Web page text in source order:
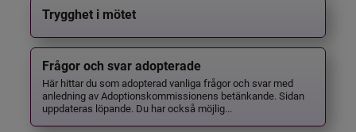
Trygghet i mötet
Frågor och svar adopterade
Här hittar du som adopterad vanliga frågor och svar med
anledning av Adoptionskommissionens betänkande. Sidan
uppdateras löpande. Du har också möjlig...